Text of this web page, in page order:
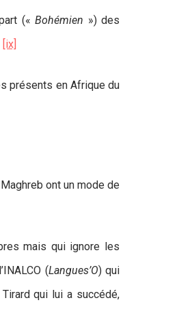
(«Bohémien ») des
[ix]
présents en Afrique du
ont un mode de
mais qui ignore les
(Langues’O) qui
qui lui a succédé,